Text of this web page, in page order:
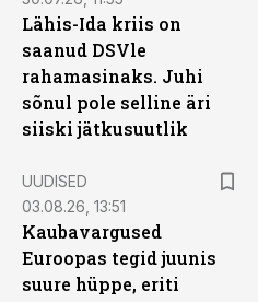
Lähis-Ida kriis on
saanud DSVle
rahamasinaks. Juhi
sõnul pole selline äri
siiski jätkusuutlik
UUDISED
03.08.26, 13:51
Kaubavargused
Euroopas tegid juunis
suure hüppe, eriti